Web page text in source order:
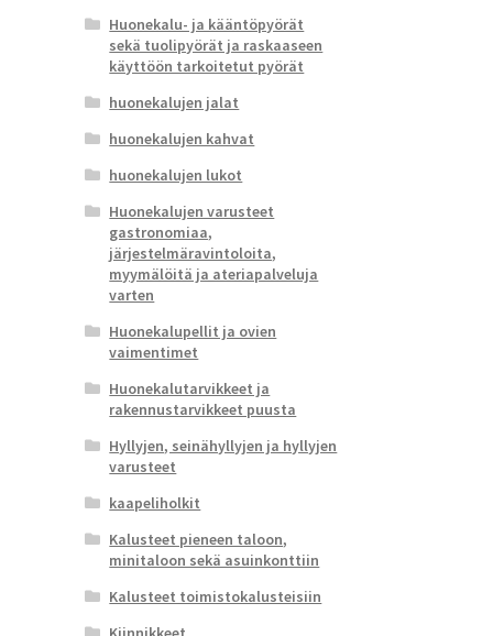
Huonekalu- ja kääntöpyörät
sekä tuolipyörät ja raskaaseen
käyttöön tarkoitetut pyörät
huonekalujen jalat
huonekalujen kahvat
huonekalujen lukot
Huonekalujen varusteet
gastronomiaa,
järjestelmäravintoloita,
myymälöitä ja ateriapalveluja
varten
Huonekalupellit ja ovien
vaimentimet
Huonekalutarvikkeet ja
rakennustarvikkeet puusta
Hyllyjen, seinähyllyjen ja hyllyjen
varusteet
kaapeliholkit
Kalusteet pieneen taloon,
minitaloon sekä asuinkonttiin
Kalusteet toimistokalusteisiin